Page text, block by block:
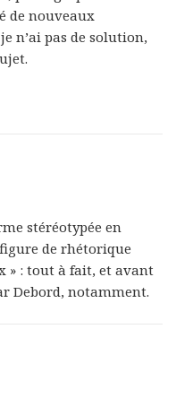
de nouveaux
n’ai pas de solution,
stéréotypée en
de rhétorique
» : tout à fait, et avant
Debord, notamment.